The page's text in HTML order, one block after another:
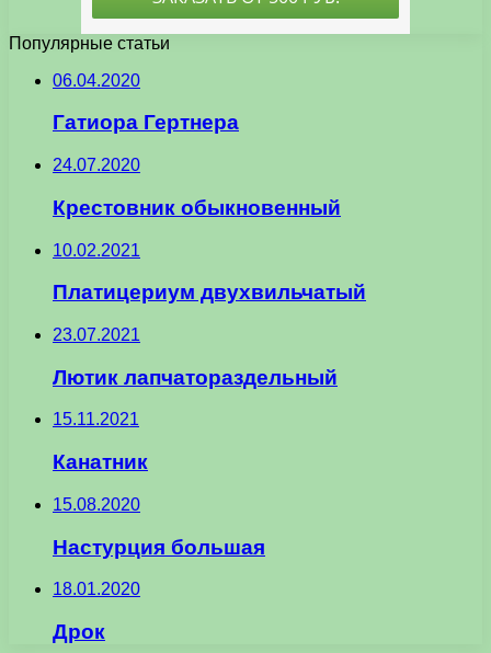
Популярные статьи
06.04.2020
Гатиора Гертнера
24.07.2020
Крестовник обыкновенный
10.02.2021
Платицериум двухвильчатый
23.07.2021
Лютик лапчатораздельный
15.11.2021
Канатник
15.08.2020
Настурция большая
18.01.2020
Дрок